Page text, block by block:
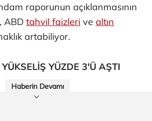
raporunun açıklanmasının
ABD tahvil faizleri ve altın
artabiliyor.
YÜZDE 3'Ü AŞTI
Haberin Devamı